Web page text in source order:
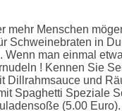
Menschen
Schweinebraten in
man einmal
! Kennen Sie
Dillrahmsauce und
Spaghetti Speziale
(5.00 Euro).